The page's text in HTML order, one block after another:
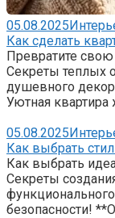
05.08.2025
Как сделать
Превратите
Секреты теплых
душевного
Уютная квартира
05.08.2025
Как выбрать
Как выбрать
Секреты
безопасности!